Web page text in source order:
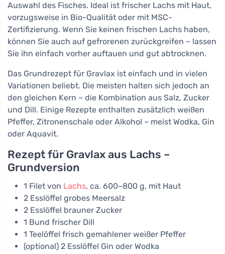
Auswahl des Fisches. Ideal ist frischer Lachs mit Haut,
vorzugsweise in Bio-Qualität oder mit MSC-
Zertifizierung. Wenn Sie keinen frischen Lachs haben,
können Sie auch auf gefrorenen zurückgreifen – lassen
Sie ihn einfach vorher auftauen und gut abtrocknen.
Das Grundrezept für Gravlax ist einfach und in vielen
Variationen beliebt. Die meisten halten sich jedoch an
den gleichen Kern – die Kombination aus Salz, Zucker
und Dill. Einige Rezepte enthalten zusätzlich weißen
Pfeffer, Zitronenschale oder Alkohol – meist Wodka, Gin
oder Aquavit.
Rezept für Gravlax aus Lachs –
Grundversion
1 Filet von Lachs, ca. 600–800 g, mit Haut
2 Esslöffel grobes Meersalz
2 Esslöffel brauner Zucker
1 Bund frischer Dill
1 Teelöffel frisch gemahlener weißer Pfeffer
(optional) 2 Esslöffel Gin oder Wodka